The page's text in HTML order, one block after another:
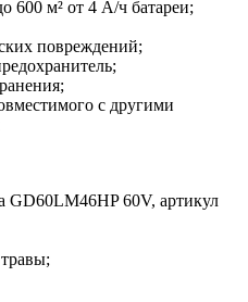
600 м² от 4 А/ч батареи;
повреждений;
с другими
GD60LM46HP 60V, артикул